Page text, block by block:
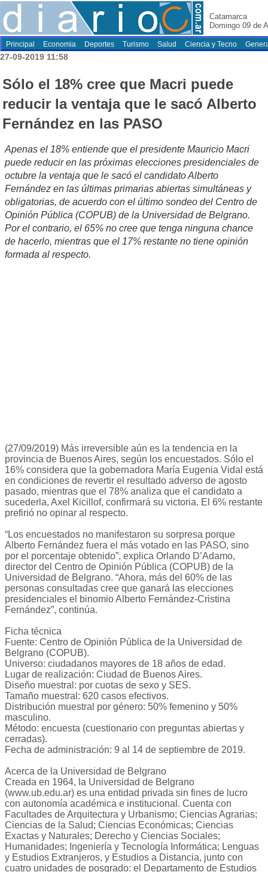
Catamarca
Domingo 09 de
Principal Economia Deportes Turismo Salud Ciencia y Tecno
27-09-2019 11:58
Sólo el 18% cree que Macri puede
reducir la ventaja que le sacó Alberto
Fernández en las PASO
Apenas el 18% entiende que el presidente Mauricio Macri
puede reducir en las próximas elecciones presidenciales de
octubre la ventaja que le sacó el candidato Alberto
Fernández en las últimas primarias abiertas simultáneas y
obligatorias, de acuerdo con el último sondeo del Centro de
Opinión Pública (COPUB) de la Universidad de Belgrano.
Por el contrario, el 65% no cree que tenga ninguna chance
de hacerlo, mientras que el 17% restante no tiene opinión
formada al respecto.
(27/09/2019) Más irreversible aún es la tendencia en la
provincia de Buenos Aires, según los encuestados. Sólo el
16% considera que la gobernadora María Eugenia Vidal está
en condiciones de revertir el resultado adverso de agosto
pasado, mientras que el 78% analiza que el candidato a
sucederla, Axel Kicillof, confirmará su victoria. El 6% restante
prefirió no opinar al respecto.
“Los encuestados no manifestaron su sorpresa porque
Alberto Fernández fuera el más votado en las PASO, sino
por el porcentaje obtenido”, explica Orlando D’Adamo,
director del Centro de Opinión Pública (COPUB) de la
Universidad de Belgrano. “Ahora, más del 60% de las
personas consultadas cree que ganará las elecciones
presidenciales el binomio Alberto Fernández-Cristina
Fernández”, continúa.
Ficha técnica
Fuente: Centro de Opinión Pública de la Universidad de
Belgrano (COPUB).
Universo: ciudadanos mayores de 18 años de edad.
Lugar de realización: Ciudad de Buenos Aires.
Diseño muestral: por cuotas de sexo y SES.
Tamaño muestral: 620 casos efectivos.
Distribución muestral por género: 50% femenino y 50%
masculino.
Método: encuesta (cuestionario con preguntas abiertas y
cerradas).
Fecha de administración: 9 al 14 de septiembre de 2019.
Acerca de la Universidad de Belgrano
Creada en 1964, la Universidad de Belgrano
(www.ub.edu.ar) es una entidad privada sin fines de lucro
con autonomía académica e institucional. Cuenta con
Facultades de Arquitectura y Urbanismo; Ciencias Agrarias;
Ciencias de la Salud; Ciencias Económicas; Ciencias
Exactas y Naturales; Derecho y Ciencias Sociales;
Humanidades; Ingeniería y Tecnología Informática; Lenguas
y Estudios Extranjeros, y Estudios a Distancia, junto con
cuatro unidades de posgrado: el Departamento de Estudios